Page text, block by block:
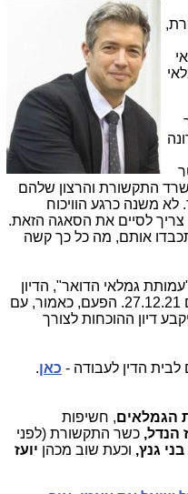
התקשורת והרצון שלהם
לא משנה כרגע הוויכוח
צריך לסיים את הסאגה הזאת.
אותם, מה כל כך קשה
"עמותת גמלאי הדואר", הדיון
הבא בבית הדין לעבודה, יתקיים ביום 27.12.21. הפעם, כאמור, עם
דיון ההוכחות לצורך
הדין לעבודה - כאן.
הגמלאים, חשיפות
הנדל, כשר התקשורת (לפני
בני גנץ, וכעת שוב מכהן יועז